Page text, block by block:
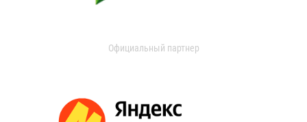
Официальный партнер